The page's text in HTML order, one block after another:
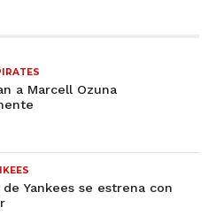
a Marcell Ozuna
Yankees se estrena con